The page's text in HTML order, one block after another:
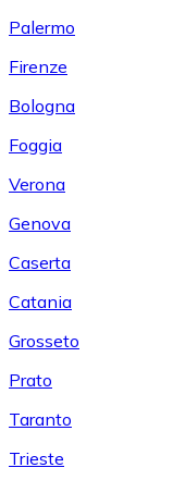
Palermo
Firenze
Bologna
Foggia
Verona
Genova
Caserta
Catania
Grosseto
Prato
Taranto
Trieste